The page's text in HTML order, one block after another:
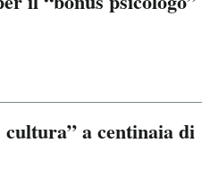
a centinaia di